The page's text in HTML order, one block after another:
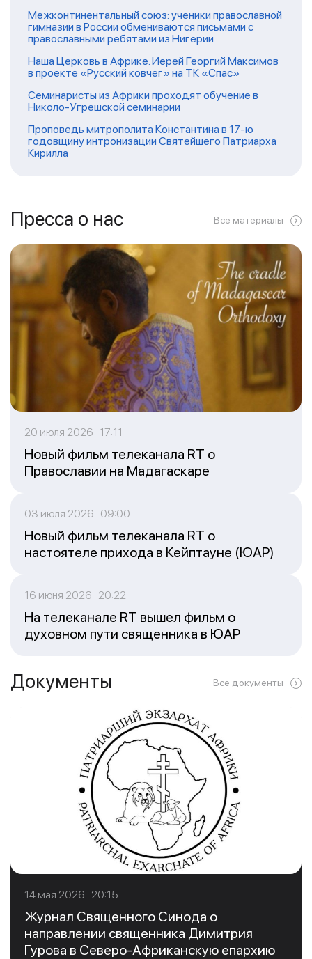
Межконтинентальный союз: ученики православной
гимназии в России обмениваются письмами с
православными ребятами из Нигерии
Наша Церковь в Африке. Иерей Георгий Максимов
в проекте «Русский ковчег» на ТК «Спас»
Семинаристы из Африки проходят обучение в
Николо-Угрешской семинарии
Проповедь митрополита Константина в 17-ю
годовщину интронизации Святейшего Патриарха
Кирилла
Пресса о нас Все материалы
20 июля 2026 17:11
Новый фильм телеканала RT о
Православии на Мадагаскаре
03 июля 2026 09:00
Новый фильм телеканала RT о
настоятеле прихода в Кейптауне (ЮАР)
16 июня 2026 20:22
На телеканале RT вышел фильм о
духовном пути священника в ЮАР
Документы Все документы
14 мая 2026 20:15
Журнал Священного Синода о
направлении священника Димитрия
Гурова в Северо-Африканскую епархию